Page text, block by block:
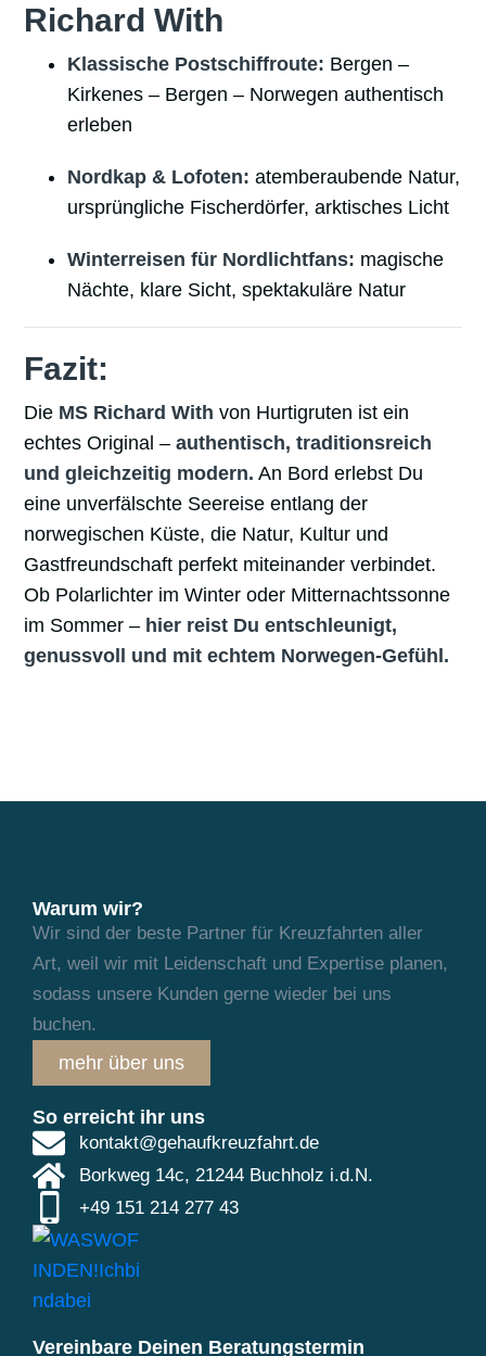
Richard With
Klassische Postschiffroute: Bergen –
Kirkenes – Bergen – Norwegen authentisch
erleben
Nordkap & Lofoten: atemberaubende Natur,
ursprüngliche Fischerdörfer, arktisches Licht
Winterreisen für Nordlichtfans: magische
Nächte, klare Sicht, spektakuläre Natur
Fazit:
Die MS Richard With von Hurtigruten ist ein
echtes Original –authentisch, traditionsreich
und gleichzeitig modern. An Bord erlebst Du
eine unverfälschte Seereise entlang der
norwegischen Küste, die Natur, Kultur und
Gastfreundschaft perfekt miteinander verbindet.
Ob Polarlichter im Winter oder Mitternachtssonne
im Sommer – hier reist Du entschleunigt,
genussvoll und mit echtem Norwegen-Gefühl.
Warum wir?
Wir sind der beste Partner für Kreuzfahrten aller
Art, weil wir mit Leidenschaft und Expertise planen,
sodass unsere Kunden gerne wieder bei uns
buchen.
mehr über uns
So erreicht ihr uns
kontakt@gehaufkreuzfahrt.de
Borkweg 14c, 21244 Buchholz i.d.N.
+49 151 214 277 43
Vereinbare Deinen Beratungstermin